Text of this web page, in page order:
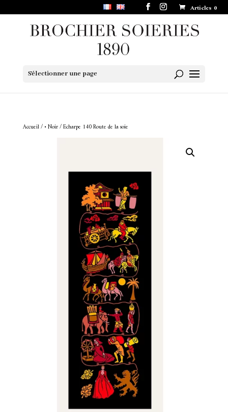
Articles 0
Sélectionner une page
Accueil/ • Noir/ Echarpe 140 Route de la soie